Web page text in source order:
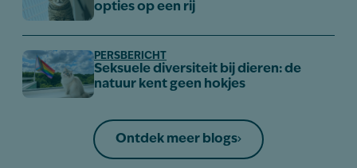
opties op een rij
PERSBERICHT
Seksuele diversiteit bij dieren: de
natuur kent geen hokjes
Ontdek meer blogs